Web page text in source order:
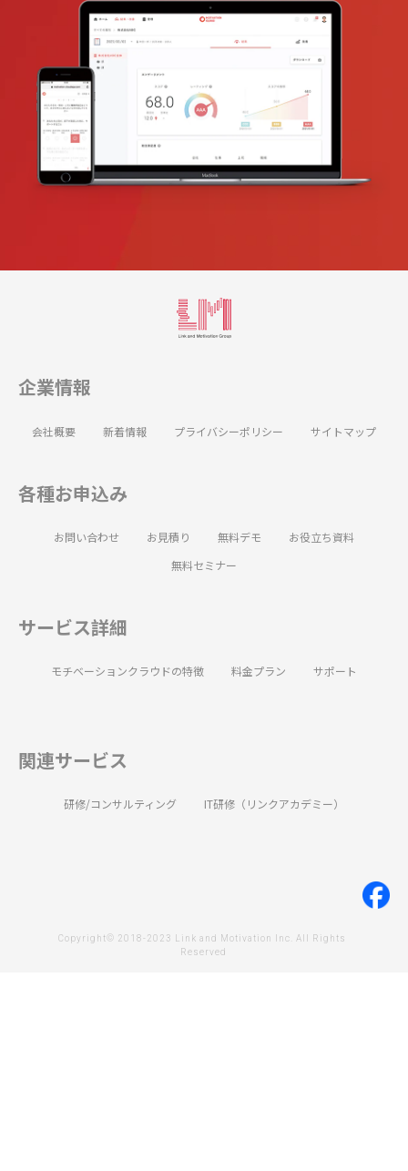
企業情報
会社概要 新着情報 プライバシーポリシー サイトマップ
各種お申込み
お問い合わせ お見積り 無料デモ
お役立ち資料
無料セミナー
サービス詳細
モチベーションクラウドの特徴 料金プラン サポート
関連サービス
研修/コンサルティング IT研修（リンクアカデミー）
Copyright© 2018-2023 Link and Motivation Inc. All Rights
Reserved